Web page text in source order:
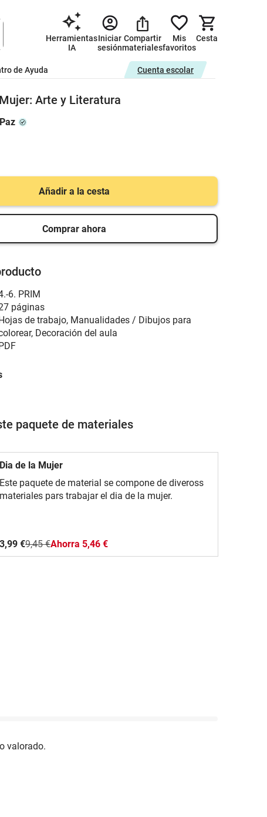
Herramientas
IA
Iniciar
sesión
Compartir
materiales
Mis
favoritos
Cesta
de Ayuda Cuenta escolar
Arte y Literatura
Añadir a la cesta
Comprar ahora
6. PRIM
páginas
de trabajo, Manualidades / Dibujos para
Decoración del aula
paquete de materiales
Dia de la Mujer
Este paquete de material se compone de diveross
materiales pars trabajar el dia de la mujer.
3,99 €9,45 €Ahorra 5,46 €
valorado.